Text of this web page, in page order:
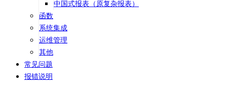
中国式报表（原复杂报表）
函数
系统集成
运维管理
其他
常见问题
报错说明